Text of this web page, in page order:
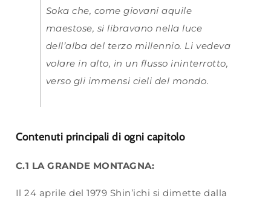
Soka che, come giovani aquile
maestose, si libravano nella luce
dell’alba del terzo millennio. Li vedeva
volare in alto, in un flusso ininterrotto,
verso gli immensi cieli del mondo.
Contenuti principali di ogni capitolo
C.1 LA GRANDE MONTAGNA:
Il 24 aprile del 1979 Shin’ichi si dimette dalla